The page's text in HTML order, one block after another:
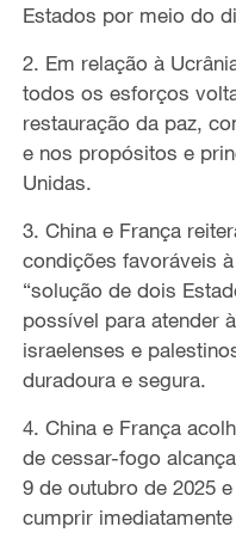
Estados por meio do
2. Em relação à
todos os esforços
restauração dapaz,
e nos propósitos e
Unidas.
3. China e França
condições favoráveis à
“solução de dois
possível para atender
israelenses e
duradoura e segura.
4. China e França
de cessar-fogo
9 de outubro de 2025
cumprir